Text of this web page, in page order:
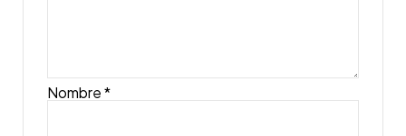
Nombre*